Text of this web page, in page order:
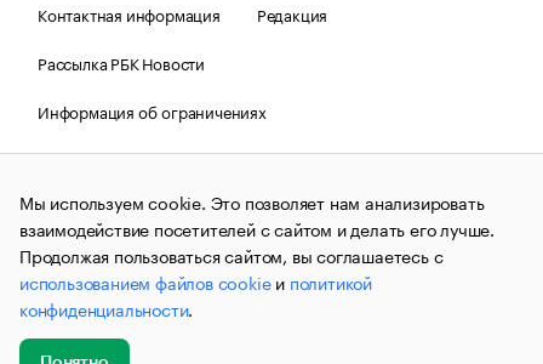
Контактная информация
Редакция
Рассылка РБК Новости
Информация об ограничениях
Правовая информация
О соблюдении авторских прав
© АО «РОСБИЗНЕСКОНСАЛТИНГ»,1995–2026.Сообщения
и материалы информационного агентства «РБК»
(зарегистрировано Федеральной службой по надзору в сфере
связи, информационных технологий и массовых
коммуникаций (Роскомнадзор) 09.12.2015 за номером ИА
№ФС77-63848) сопровождаются пометкой «РБК». Отдельные
публикации могут содержать информацию,
не предназначенную для пользователей
Мы используем cookie. Это позволяет нам анализировать
взаимодействие посетителей с сайтом и делать его лучше.
Продолжая пользоваться сайтом, вы соглашаетесь с
использованием файлов cookieи политикой
конфиденциальности.